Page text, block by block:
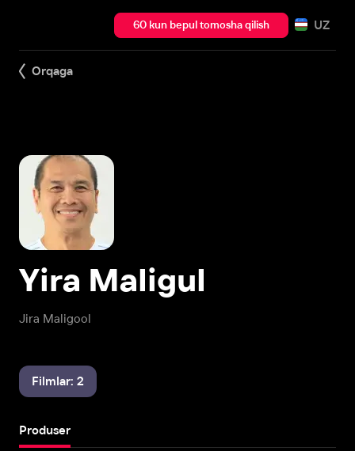
60 kun bepul tomosha qilish UZ
Orqaga
Jira Maligool
Yira Maligul
Filmlar: 2
Produser